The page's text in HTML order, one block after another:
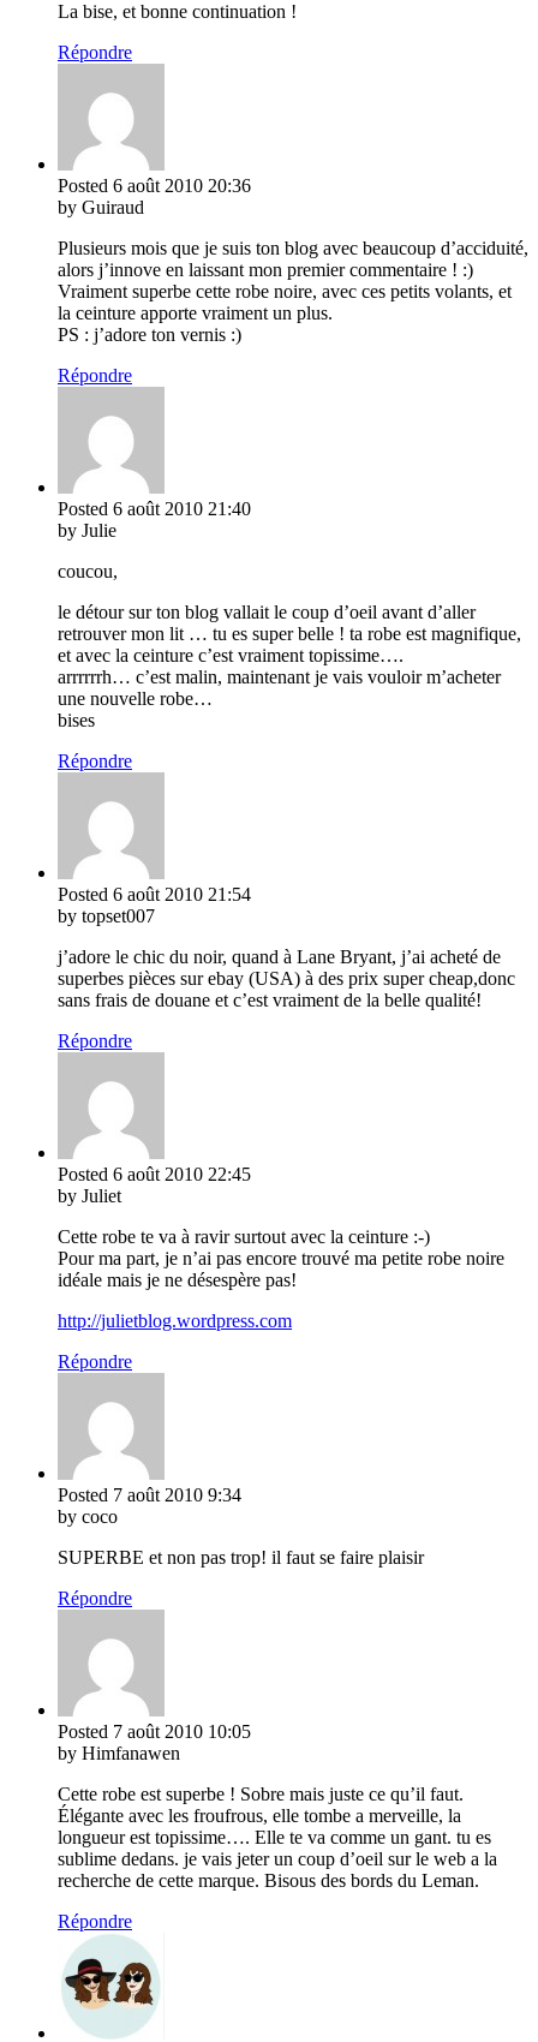
La bise, et bonne continuation !
Répondre
Posted 6 août 2010 20:36
by Guiraud
Plusieurs mois que je suis ton blog avec beaucoup d’acciduité,
alors j’innove en laissant mon premier commentaire ! :)
Vraiment superbe cette robe noire, avec ces petits volants, et
la ceinture apporte vraiment un plus.
PS : j’adore ton vernis :)
Répondre
Posted 6 août 2010 21:40
by Julie
coucou,
le détour sur ton blog vallait le coup d’oeil avant d’aller
retrouver mon lit … tu es super belle ! ta robe est magnifique,
et avec la ceinture c’est vraiment topissime….
arrrrrrh… c’est malin, maintenant je vais vouloir m’acheter
une nouvelle robe…
bises
Répondre
Posted 6 août 2010 21:54
by topset007
j’adore le chic du noir, quand à Lane Bryant, j’ai acheté de
superbes pièces sur ebay (USA) à des prix super cheap,donc
sans frais de douane et c’est vraiment de la belle qualité!
Répondre
Posted 6 août 2010 22:45
by Juliet
Cette robe te va à ravir surtout avec la ceinture :-)
Pour ma part, je n’ai pas encore trouvé ma petite robe noire
idéale mais je ne désespère pas!
http://julietblog.wordpress.com
Répondre
Posted 7 août 2010 9:34
by coco
SUPERBE et non pas trop! il faut se faire plaisir
Répondre
Posted 7 août 2010 10:05
by Himfanawen
Cette robe est superbe ! Sobre mais juste ce qu’il faut.
Élégante avec les froufrous, elle tombe a merveille, la
longueur est topissime…. Elle te va comme un gant. tu es
sublime dedans. je vais jeter un coup d’oeil sur le web a la
recherche de cette marque. Bisous des bords du Leman.
Répondre